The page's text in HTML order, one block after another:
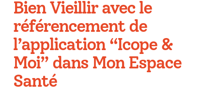
Bien Vieillir avec le
référencement de
l’application “Icope &
Moi” dans Mon Espace
Santé